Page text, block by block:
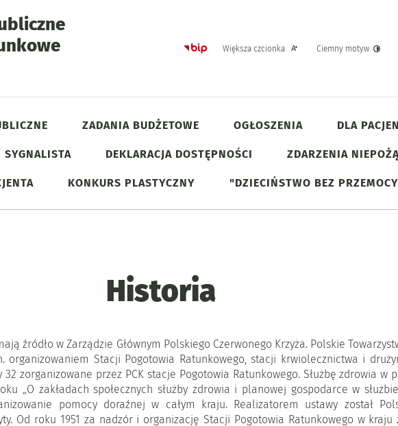
Strona główna - Biuletyn Informacji
Większa czcionka Ciemny motyw
ZADANIA BUDŻETOWE OGŁOSZENIA DLA
SYGNALISTA DEKLARACJA DOSTĘPNOŚCI ZDARZENIA
KONKURS PLASTYCZNY "DZIECIŃSTWO BEZ
Historia
źródło w Zarządzie Głównym Polskiego Czerwonego Krzyża. Polskie
organizowaniem Stacji Pogotowia Ratunkowego, stacji krwiolecznictwa i
zorganizowane przez PCK stacje Pogotowia Ratunkowego. Służbę zdrowia w
„O zakładach społecznych służby zdrowia i planowej gospodarce w
pomocy doraźnej w całym kraju. Realizatorem ustawy został
Od roku 1951 za nadzór i organizację Stacji Pogotowia Ratunkowego w kraju